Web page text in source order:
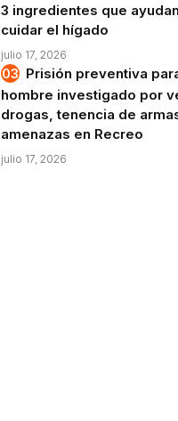
3 ingredientes que
cuidar el hígado
julio 17, 2026
Prisión preventiva
hombre investigado por
drogas, tenencia de
amenazas en Recreo
julio 17, 2026